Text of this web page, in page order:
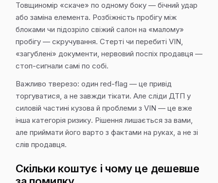
Товщиномір «скаче» по одному боку — бічний удар
або заміна елемента. Розбіжність пробігу між
блоками чи підозріло свіжий салон на «малому»
пробігу — скручування. Стерті чи перебиті VIN,
«загублені» документи, нервовий поспіх продавця —
стоп-сигнали самі по собі.
Важливо тверезо: один red-flag — це привід
торгуватися, а не завжди тікати. Але сліди ДТП у
силовій частині кузова й проблеми з VIN — це вже
інша категорія ризику. Рішення лишається за вами,
але приймати його варто з фактами на руках, а не зі
слів продавця.
Скільки коштує і чому це дешевше